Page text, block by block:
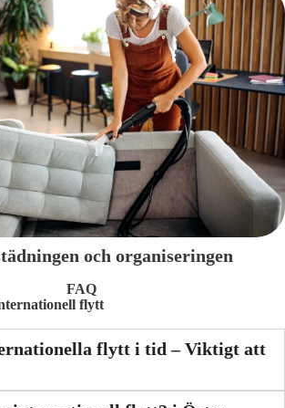
och organiseringen
FAQ
flytt
flytt i tid – Viktigt att